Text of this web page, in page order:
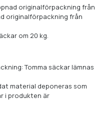
originalförpackning från
originalförpackning från
om 20 kg.
Tomma säckar lämnas
material deponeras som
i produkten är